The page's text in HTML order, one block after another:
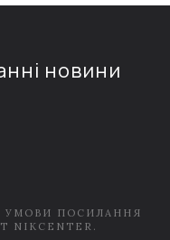
новини
УМОВИ ПОСИЛАННЯ